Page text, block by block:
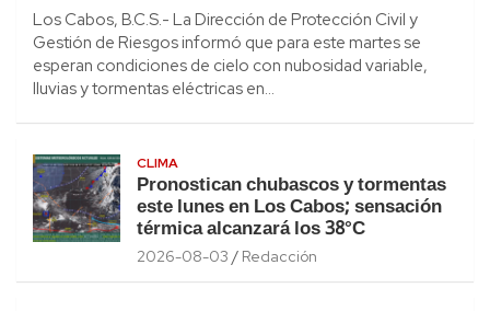
Los Cabos, B.C.S.- La Dirección de Protección Civil y
Gestión de Riesgos informó que para este martes se
esperan condiciones de cielo con nubosidad variable,
lluvias y tormentas eléctricas en…
CLIMA
Pronostican chubascos y tormentas
este lunes en Los Cabos; sensación
térmica alcanzará los 38°C
2026-08-03 Redacción